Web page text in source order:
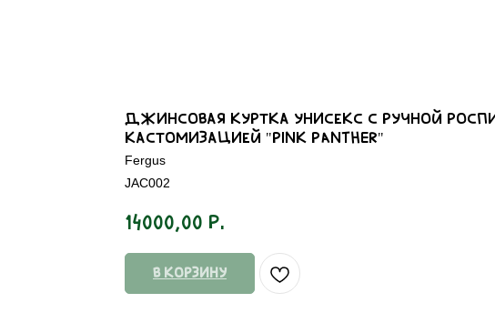
Джинсовая куртка унисекс с ручной
кастомизацией "Pink Panther"
Fergus
JAC002
14000,00 р.
В корзину